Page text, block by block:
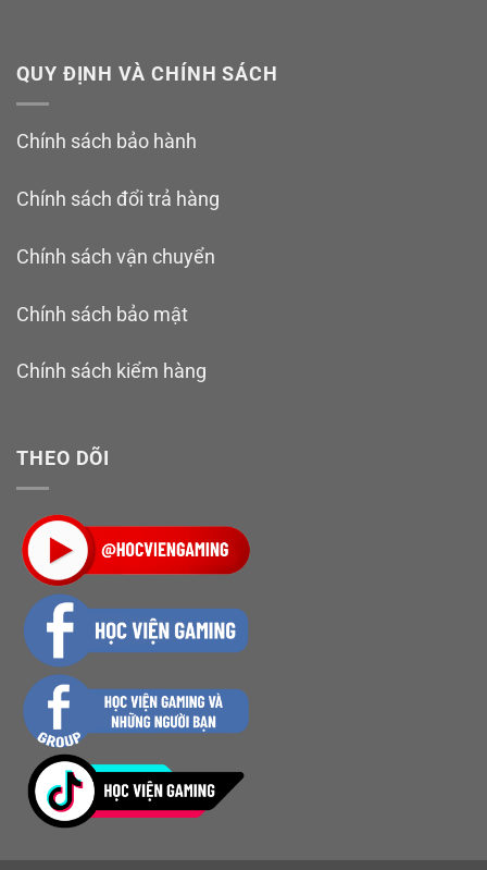
QUY ĐỊNH VÀ CHÍNH SÁCH
Chính sách bảo hành
Chính sách đổi trả hàng
Chính sách vận chuyển
Chính sách bảo mật
Chính sách kiểm hàng
THEO DÕI